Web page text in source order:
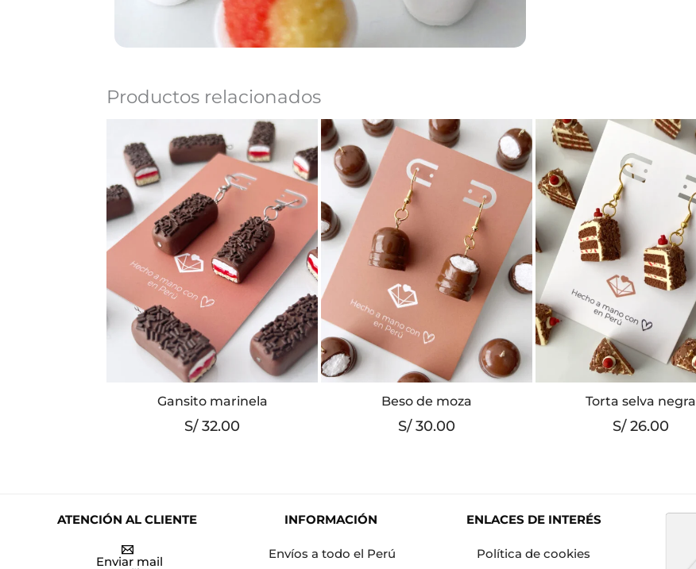
Productos relacionados
Gansito marinela
S/32.00
Beso de moza
S/30.00
Torta selva negra
S/26.00
ATENCIÓN AL CLIENTE
Enviar mail
INFORMACIÓN
Envíos a todo el Perú
ENLACES DE INTERÉS
Política de cookies